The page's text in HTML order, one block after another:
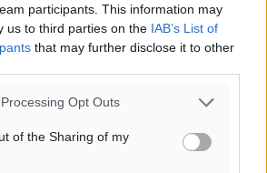
participants. This information may
us to third parties on the IAB’s List of
that may further disclose it to other
Opt Outs
of the Sharing of my